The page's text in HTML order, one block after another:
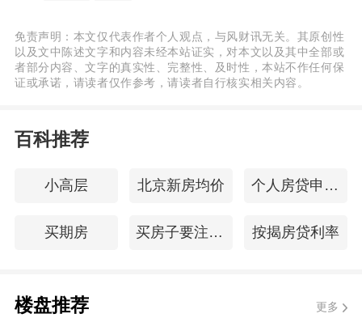
免责声明：本文仅代表作者个人观点，与风财讯无关。其原创性
以及文中陈述文字和内容未经本站证实，对本文以及其中全部或
者部分内容、文字的真实性、完整性、及时性，本站不作任何保
证或承诺，请读者仅作参考，请读者自行核实相关内容。
百科推荐
小高层 北京新房均价 个人房贷申请条件
买期房 买房子要注意什么 按揭房贷利率
楼盘推荐 更多